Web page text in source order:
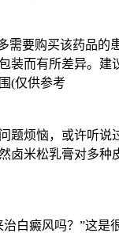
需要购买该药品
装而有所差异。
(仅供参考
题烦恼，或许听
卤米松乳膏对多
白癜风吗？”这